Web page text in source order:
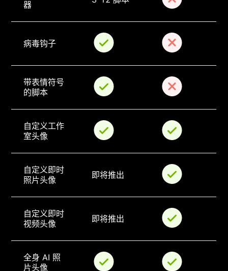
器
病毒钩子
带表情符号
的脚本
自定义工作
室头像
自定义即时
照片头像
即将推出
自定义即时
视频头像
即将推出
全身 AI 照
片头像